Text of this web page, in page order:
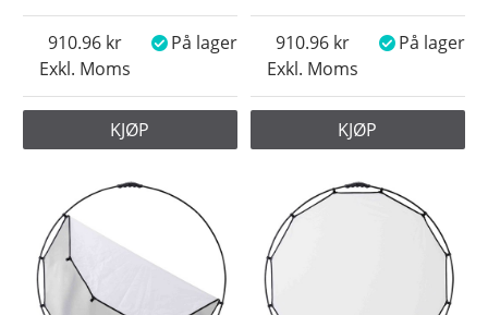
Exkl. Moms
910.96 På lager
KJØP
Exkl. Moms
910.96 På lager
KJØP